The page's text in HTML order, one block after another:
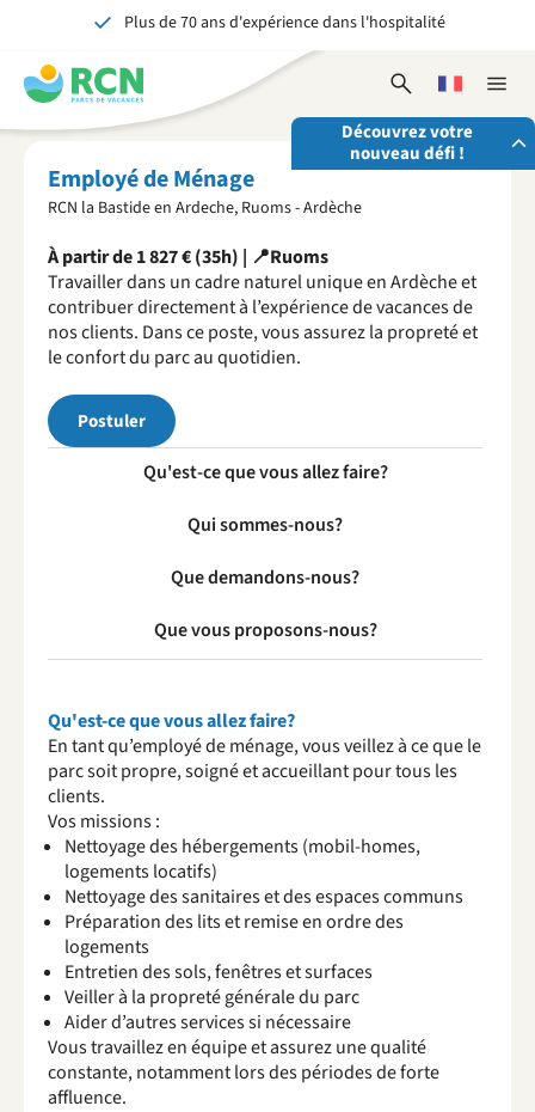
contenu
de
l'en-
contenu
principal
contenu
du
pied
page
Plus de 70 ans d'expérience dans l'hospitalité
Inoubliable pour petits et grands
la
Ouvrir
le
formulaire
de
recherche
Choisissez
une
langue
Découvrez votre
nouveau défi !
Nous sommes toujours à la recherche de personnes
motivées et enthousiastes pour renforcer nos équipes!
Postulez maintenant
Employé de Ménage
RCN la Bastide en Ardeche, Ruoms - Ardèche
À partir de 1 827 € (35h) | 📍Ruoms
Travailler dans un cadre naturel unique en Ardèche et
contribuer directement à l’expérience de vacances de
nos clients. Dans ce poste, vous assurez la propreté et
le confort du parc au quotidien.
Postuler
Qu'est-ce que vous allez faire?
Qui sommes-nous?
Que demandons-nous?
Que vous proposons-nous?
Qu'est-ce que vous allez faire?
En tant qu’employé de ménage, vous veillez à ce que le
parc soit propre, soigné et accueillant pour tous les
clients.
Vos missions :
Nettoyage des hébergements (mobil-homes,
logements locatifs)
Nettoyage des sanitaires et des espaces communs
Préparation des lits et remise en ordre des
logements
Entretien des sols, fenêtres et surfaces
Veiller à la propreté générale du parc
Aider d’autres services si nécessaire
Vous travaillez en équipe et assurez une qualité
constante, notamment lors des périodes de forte
affluence.